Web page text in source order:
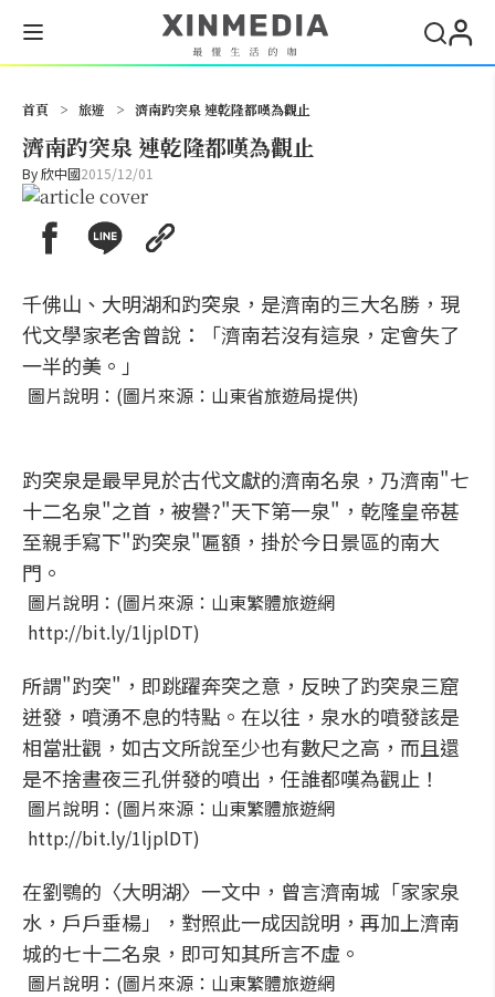
首頁 > 旅遊 > 濟南趵突泉 連乾隆都嘆為觀止
濟南趵突泉 連乾隆都嘆為觀止
By欣中國2015/12/01
千佛山、大明湖和趵突泉，是濟南的三大名勝，現
代文學家老舍曾說：「濟南若沒有這泉，定會失了
一半的美。」
圖片說明：(圖片來源：山東省旅遊局提供)
趵突泉是最早見於古代文獻的濟南名泉，乃濟南"七
十二名泉"之首，被譽?"天下第一泉"，乾隆皇帝甚
至親手寫下"趵突泉"匾額，掛於今日景區的南大
門。
圖片說明：(圖片來源：山東繁體旅遊網
http://bit.ly/1ljplDT)
所謂"趵突"，即跳躍奔突之意，反映了趵突泉三窟
迸發，噴湧不息的特點。在以往，泉水的噴發該是
相當壯觀，如古文所說至少也有數尺之高，而且還
是不捨晝夜三孔併發的噴出，任誰都嘆為觀止！
圖片說明：(圖片來源：山東繁體旅遊網
http://bit.ly/1ljplDT)
在劉鶚的〈大明湖〉一文中，曾言濟南城「家家泉
水，戶戶垂楊」，對照此一成因說明，再加上濟南
城的七十二名泉，即可知其所言不虛。
圖片說明：(圖片來源：山東繁體旅遊網